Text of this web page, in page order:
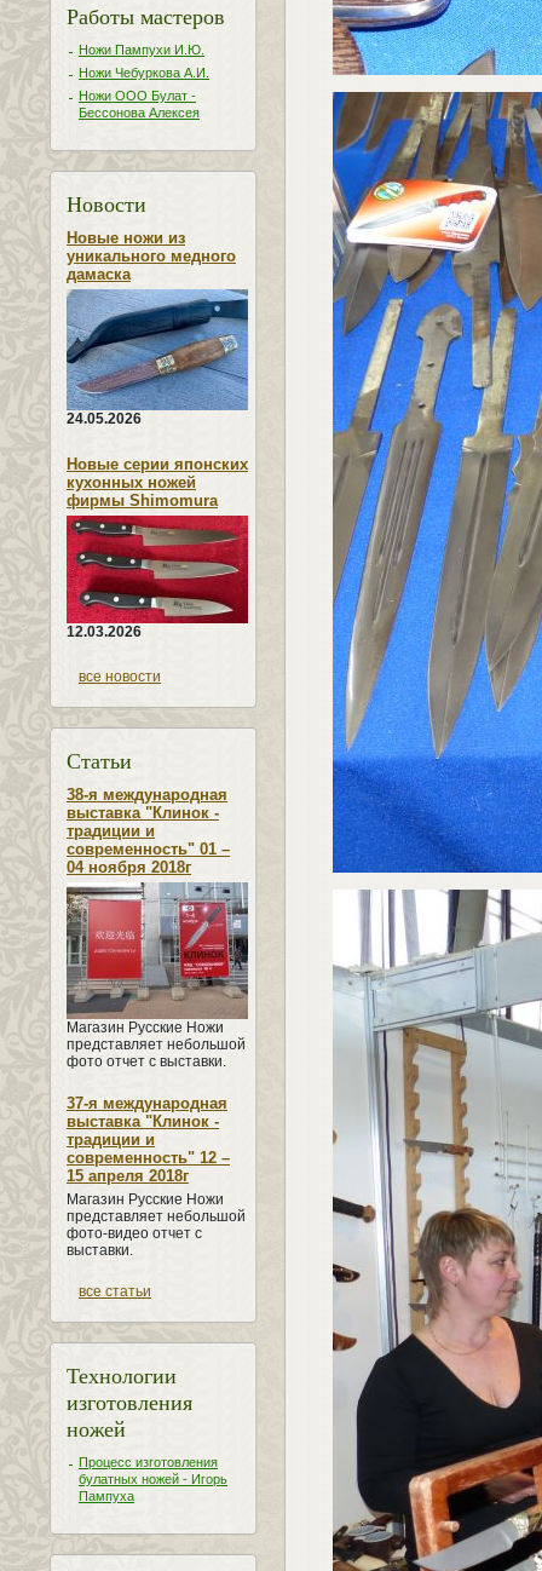
Работы мастеров
Ножи Пампухи И.Ю.
Ножи Чебуркова А.И.
Ножи ООО Булат -
Бессонова Алексея
Новости
Новые ножи из
уникального медного
дамаска
24.05.2026
Новые серии японских
кухонных ножей
фирмы Shimomura
12.03.2026
все новости
Статьи
38-я международная
выставка "Клинок -
традиции и
современность" 01 –
04 ноября 2018г
Магазин Русские Ножи
представляет небольшой
фото отчет с выставки.
37-я международная
выставка "Клинок -
традиции и
современность" 12 –
15 апреля 2018г
Магазин Русские Ножи
представляет небольшой
фото-видео отчет с
выставки.
все статьи
Технологии
изготовления
ножей
Процесс изготовления
булатных ножей - Игорь
Пампуха